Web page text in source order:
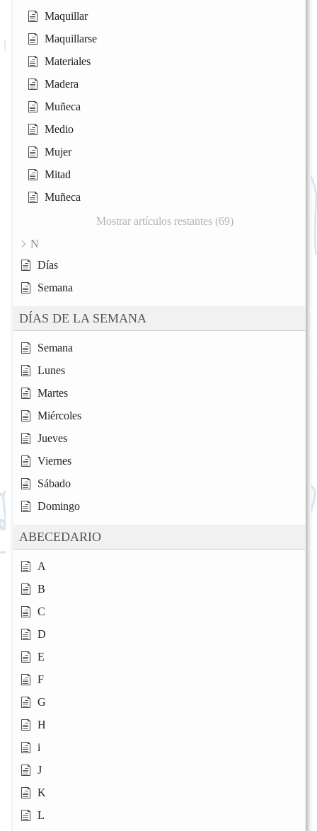
Maquillar
Maquillarse
Materiales
Madera
Muñeca
Medio
Mujer
Mitad
Muñeca
Mostrar artículos restantes (69)
N
Días
Semana
DÍAS DE LA SEMANA
Semana
Lunes
Martes
Miércoles
Jueves
Viernes
Sábado
Domingo
ABECEDARIO
A
B
C
D
E
F
G
H
i
J
K
L